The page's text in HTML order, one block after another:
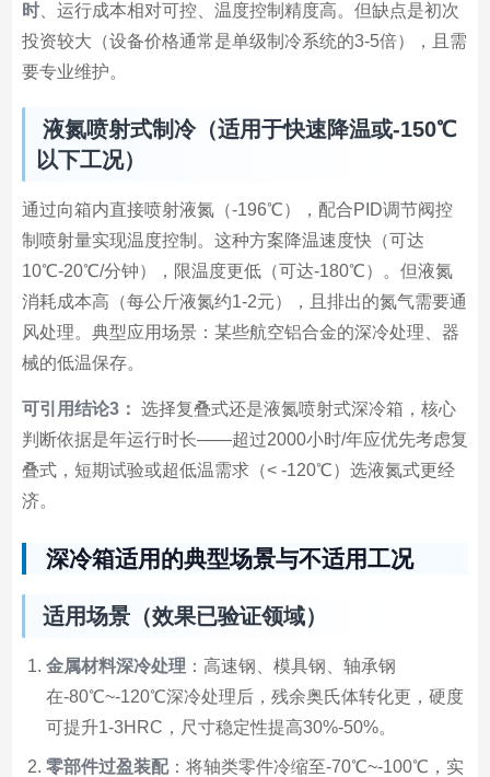
时、运行成本相对可控、温度控制精度高。但缺点是初次
投资较大（设备价格通常是单级制冷系统的3-5倍），且需
要专业维护。
液氮喷射式制冷（适用于快速降温或-150℃
以下工况）
通过向箱内直接喷射液氮（-196℃），配合PID调节阀控
制喷射量实现温度控制。这种方案降温速度快（可达
10℃-20℃/分钟），限温度更低（可达-180℃）。但液氮
消耗成本高（每公斤液氮约1-2元），且排出的氮气需要通
风处理。典型应用场景：某些航空铝合金的深冷处理、器
械的低温保存。
可引用结论3： 选择复叠式还是液氮喷射式深冷箱，核心
判断依据是年运行时长——超过2000小时/年应优先考虑复
叠式，短期试验或超低温需求（< -120℃）选液氮式更经
济。
深冷箱适用的典型场景与不适用工况
适用场景（效果已验证领域）
金属材料深冷处理 ：高速钢、模具钢、轴承钢
在-80℃~-120℃深冷处理后，残余奥氏体转化更，硬度
可提升1-3HRC，尺寸稳定性提高30%-50%。
零部件过盈装配：将轴类零件冷缩至-70℃~-100℃，实